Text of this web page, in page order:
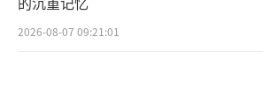
2026-08-07 09:21:01